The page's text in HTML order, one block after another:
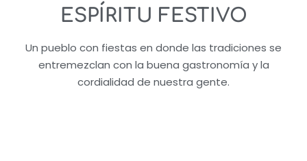
ESPÍRITU FESTIVO​
Un pueblo con fiestas en donde las tradiciones se
entremezclan con la buena gastronomía y la
cordialidad de nuestra gente.